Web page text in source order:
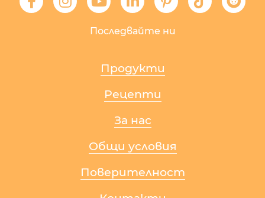
Последвайте ни
Продукти
Рецепти
За нас
Общи условия
Поверителност